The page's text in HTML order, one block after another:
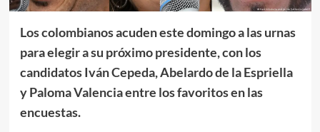
Los colombianos acuden este domingo a las urnas
para elegir a su próximo presidente, con los
candidatos Iván Cepeda, Abelardo de la Espriella
y Paloma Valencia entre los favoritos en las
encuestas.